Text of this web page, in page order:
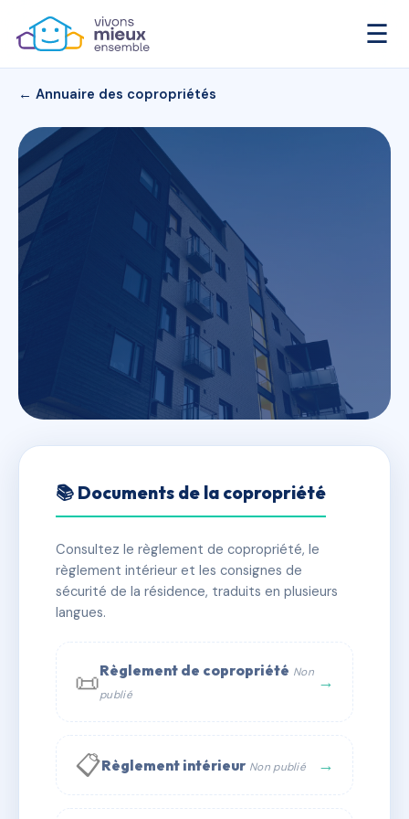
☰
← Annuaire des copropriétés
Le Mont Rose
Marseille
✓ Immatriculée 🏠 49 lots 🏗 5 bâtiment(s)
✉ Email
📚 Documents de la copropriété
Consultez le règlement de copropriété, le
règlement intérieur et les consignes de
sécurité de la résidence, traduits en plusieurs
langues.
📜Règlement de copropriété Non
publié
→
📋Règlement intérieur Non publié →